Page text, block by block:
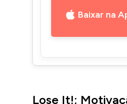
Baixar na
Lose It!: